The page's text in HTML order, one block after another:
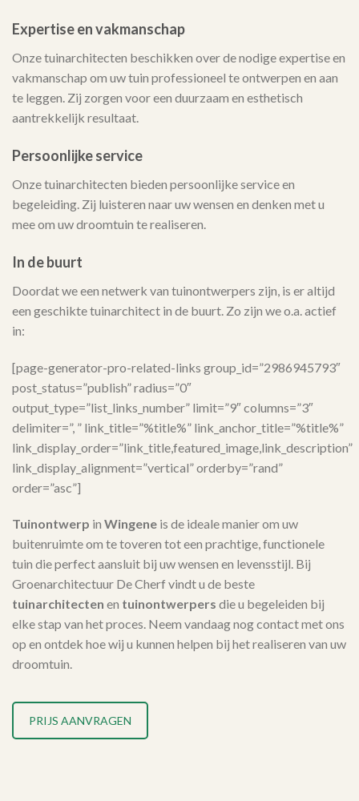
Expertise en vakmanschap
Onze tuinarchitecten beschikken over de nodige expertise en
vakmanschap om uw tuin professioneel te ontwerpen en aan
te leggen. Zij zorgen voor een duurzaam en esthetisch
aantrekkelijk resultaat.
Persoonlijke service
Onze tuinarchitecten bieden persoonlijke service en
begeleiding. Zij luisteren naar uw wensen en denken met u
mee om uw droomtuin te realiseren.
In de buurt
Doordat we een netwerk van tuinontwerpers zijn, is er altijd
een geschikte tuinarchitect in de buurt. Zo zijn we o.a. actief
in:
[page-generator-pro-related-links group_id=”2986945793″
post_status=”publish” radius=”0″
output_type=”list_links_number” limit=”9″ columns=”3″
delimiter=”, ” link_title=”%title%” link_anchor_title=”%title%”
link_display_order=”link_title,featured_image,link_description”
link_display_alignment=”vertical” orderby=”rand”
order=”asc”]
Tuinontwerp in Wingene is de ideale manier om uw
buitenruimte om te toveren tot een prachtige, functionele
tuin die perfect aansluit bij uw wensen en levensstijl. Bij
Groenarchitectuur De Cherf vindt u de beste
tuinarchitecten en tuinontwerpers die u begeleiden bij
elke stap van het proces. Neem vandaag nog contact met ons
op en ontdek hoe wij u kunnen helpen bij het realiseren van uw
droomtuin.
PRIJS AANVRAGEN